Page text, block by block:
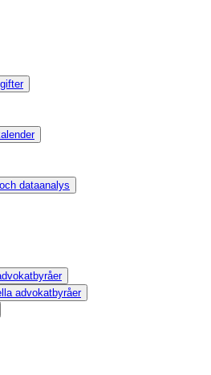
dataanalys
advokatbyråer